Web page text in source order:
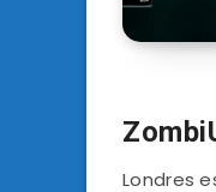
Londres